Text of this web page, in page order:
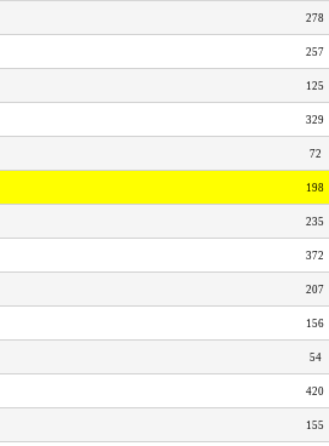
278
257
125
329
72
198
235
372
207
156
54
420
155